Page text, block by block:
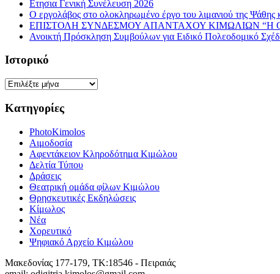
Ετησια Γενική Συνέλευση 2026
Ο εργολάβος στο ολοκληρωμένο έργο του λιμανιού της
ΕΠΙΣΤΟΛΗ ΣΥΝΔΕΣΜΟΥ ΑΠΑΝΤΑΧΟΥ ΚΙΜΩΛΙΩΝ “Η
Ανοικτή Πρόσκληση Συμβούλων για Ειδικό Πολεοδομικό
Ιστορικό
Ιστορικό
Κατηγορίες
PhotoKimolos
Αιμοδοσία
Αφεντάκειον Κληροδότημα Κιμώλου
Δελτία Τύπου
Δράσεις
Θεατρική ομάδα φίλων Κιμώλου
Θρησκευτικές Εκδηλώσεις
Κίμωλος
Νέα
Χορευτικό
Ψηφιακό Αρχείο Κιμώλου
Μακεδονίας 177-179, ΤΚ:18546 - Πειραιάς